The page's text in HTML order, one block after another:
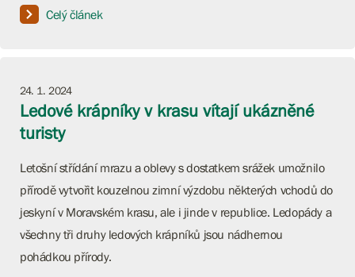
Celý článek
24. 1. 2024
Ledové krápníky v krasu vítají ukázněné
turisty
Letošní střídání mrazu a oblevy s dostatkem srážek umožnilo
přírodě vytvořit kouzelnou zimní výzdobu některých vchodů do
jeskyní v Moravském krasu, ale i jinde v republice. Ledopády a
všechny tři druhy ledových krápníků jsou nádhernou
pohádkou přírody.